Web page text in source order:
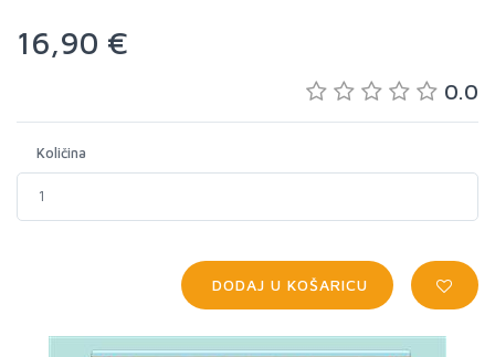
16,90 €
0.0
Količina
DODAJ U KOŠARICU